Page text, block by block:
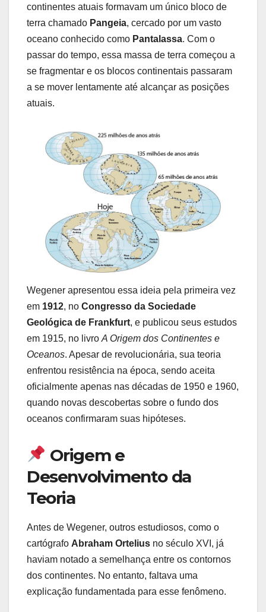
continentes atuais formavam um único bloco de
terra chamado Pangeia, cercado por um vasto
oceano conhecido como Pantalassa. Com o
passar do tempo, essa massa de terra começou a
se fragmentar e os blocos continentais passaram
a se mover lentamente até alcançar as posições
atuais.
Wegener apresentou essa ideia pela primeira vez
em 1912, no Congresso da Sociedade
Geológica de Frankfurt, e publicou seus estudos
em 1915, no livro A Origem dos Continentes e
Oceanos. Apesar de revolucionária, sua teoria
enfrentou resistência na época, sendo aceita
oficialmente apenas nas décadas de 1950 e 1960,
quando novas descobertas sobre o fundo dos
oceanos confirmaram suas hipóteses.
Origem e
Desenvolvimento da
Teoria
Antes de Wegener, outros estudiosos, como o
cartógrafo Abraham Ortelius no século XVI, já
haviam notado a semelhança entre os contornos
dos continentes. No entanto, faltava uma
explicação fundamentada para esse fenômeno.